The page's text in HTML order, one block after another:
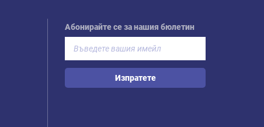
Абонирайте се за нашия бюлетин
Изпратете